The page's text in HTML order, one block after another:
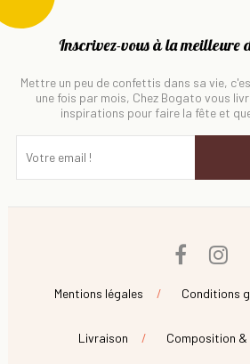
Inscrivez-vous à la meilleure
Mettre un peu de confettis dans sa vie,
une fois par mois, Chez Bogato vous
inspirations pour faire la fête et
Facebook
Mentions légales Conditions
Livraison Composition